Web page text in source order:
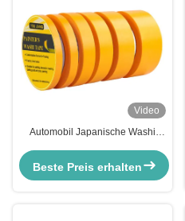
Video
Automobil Japanische Washi
Reispapierband 100mic
Beste Preis erhalten